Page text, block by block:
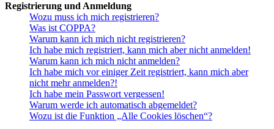
Registrierung und Anmeldung
Wozu muss ich mich registrieren?
Was ist COPPA?
Warum kann ich mich nicht registrieren?
Ich habe mich registriert, kann mich aber nicht anmelden!
Warum kann ich mich nicht anmelden?
Ich habe mich vor einiger Zeit registriert, kann mich aber
nicht mehr anmelden?!
Ich habe mein Passwort vergessen!
Warum werde ich automatisch abgemeldet?
Wozu ist die Funktion „Alle Cookies löschen“?